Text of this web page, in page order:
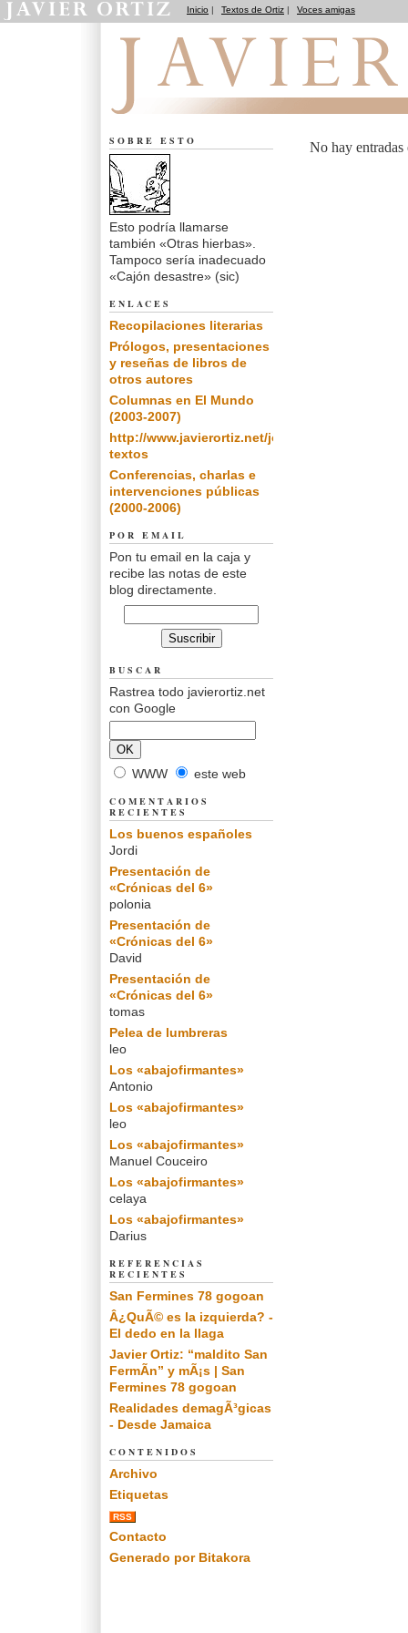
Inicio | Textos de Ortiz | Voces amigas
No hay
SOBRE ESTO
Esto podría llamarse
también «Otras hierbas».
Tampoco sería inadecuado
«Cajón desastre» (sic)
ENLACES
Recopilaciones literarias
Prólogos, presentaciones
y reseñas de libros de
otros autores
Columnas en El Mundo
(2003-2007)
http://www.javierortiz.net/jor/otros/otros-
textos
Conferencias, charlas e
intervenciones públicas
(2000-2006)
POR EMAIL
Pon tu email en la caja y
recibe las notas de este
blog directamente.
BUSCAR
Rastrea todo javierortiz.net
con Google
WWW este web
COMENTARIOS
RECIENTES
Los buenos españoles
Jordi
Presentación de
«Crónicas del 6»
polonia
Presentación de
«Crónicas del 6»
David
Presentación de
«Crónicas del 6»
tomas
Pelea de lumbreras
leo
Los «abajofirmantes»
Antonio
Los «abajofirmantes»
leo
Los «abajofirmantes»
Manuel Couceiro
Los «abajofirmantes»
celaya
Los «abajofirmantes»
Darius
REFERENCIAS
RECIENTES
San Fermines 78 gogoan
Â¿QuÃ© es la izquierda? -
El dedo en la llaga
Javier Ortiz: “maldito San
FermÃ­n” y mÃ¡s | San
Fermines 78 gogoan
Realidades demagÃ³gicas
- Desde Jamaica
CONTENIDOS
Archivo
Etiquetas
RSS
Contacto
Generado por Bitakora